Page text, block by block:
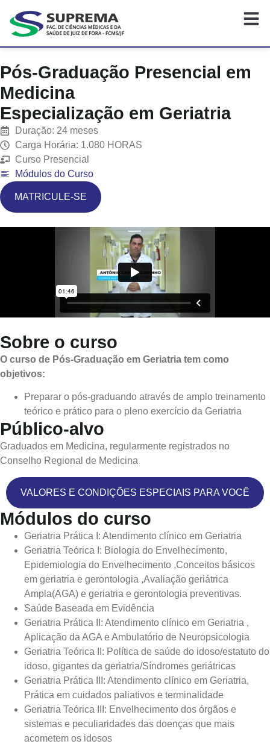
Pós-Graduação Presencial em
Medicina
Especialização em Geriatria
Duração: 24 meses
Carga Horária: 1.080 HORAS
Curso Presencial
Módulos do Curso
MATRICULE-SE
Sobre o curso
O curso de Pós-Graduação em Geriatria tem como
objetivos:
Preparar o pós-graduando através de amplo treinamento
teórico e prático para o pleno exercício da Geriatria
Público-alvo
Graduados em Medicina, regularmente registrados no
Conselho Regional de Medicina
VALORES E CONDIÇÕES ESPECIAIS PARA VOCÊ
Módulos do curso
Geriatria Prática I: Atendimento clínico em Geriatria
Geriatria Teórica I: Biologia do Envelhecimento,
Epidemiologia do Envelhecimento ,Conceitos básicos
em geriatria e gerontologia ,Avaliação geriátrica
Ampla(AGA) e geriatria e gerontologia preventivas.
Saúde Baseada em Evidência
Geriatria Prática II: Atendimento clínico em Geriatria ,
Aplicação da AGA e Ambulatório de Neuropsicologia
Geriatria Teórica II: Política de saúde do idoso/estatuto do
idoso, gigantes da geriatria/Síndromes geriátricas
Geriatria Prática III: Atendimento clínico em Geriatria,
Prática em cuidados paliativos e terminalidade
Geriatria Teórica III: Envelhecimento dos órgãos e
sistemas e peculiaridades das doenças que mais
acometem os idosos